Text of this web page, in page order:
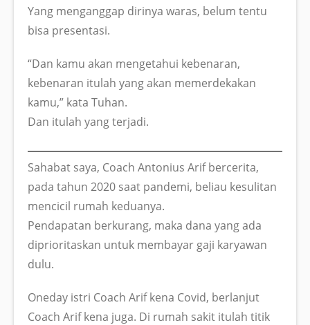
Yang menganggap dirinya waras, belum tentu
bisa presentasi.
“Dan kamu akan mengetahui kebenaran,
kebenaran itulah yang akan memerdekakan
kamu,” kata Tuhan.
Dan itulah yang terjadi.
Sahabat saya, Coach Antonius Arif bercerita,
pada tahun 2020 saat pandemi, beliau kesulitan
mencicil rumah keduanya.
Pendapatan berkurang, maka dana yang ada
diprioritaskan untuk membayar gaji karyawan
dulu.
Oneday istri Coach Arif kena Covid, berlanjut
Coach Arif kena juga. Di rumah sakit itulah titik